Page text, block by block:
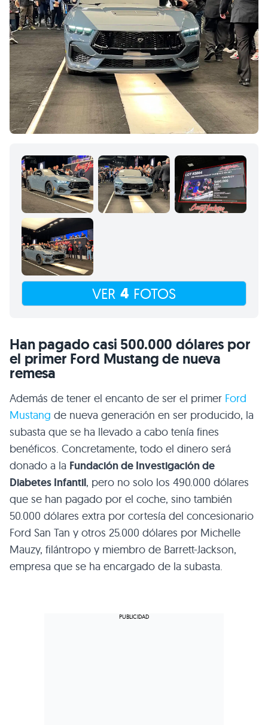
VER 4 FOTOS
Han pagado casi 500.000 dólares por
el primer Ford Mustang de nueva
remesa
Además de tener el encanto de ser el primer Ford
Mustang de nueva generación en ser producido, la
subasta que se ha llevado a cabo tenía fines
benéficos. Concretamente, todo el dinero será
donado a la Fundación de Investigación de
Diabetes Infantil, pero no solo los 490.000 dólares
que se han pagado por el coche, sino también
50.000 dólares extra por cortesía del concesionario
Ford San Tan y otros 25.000 dólares por Michelle
Mauzy, filántropo y miembro de Barrett-Jackson,
empresa que se ha encargado de la subasta.